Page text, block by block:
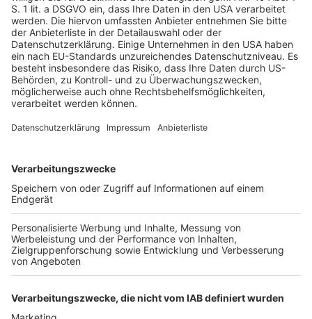
Mietergruppe an einem flexiblen Exit entgegenstehen.
sich mit passenden Vertragsklauseln gegen Betreiberprobleme
absichern können.